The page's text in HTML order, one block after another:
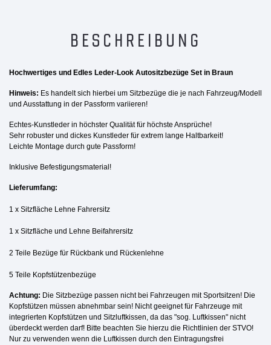
BESCHREIBUNG
Hochwertiges und Edles Leder-Look Autositzbezüge Set in Braun
Hinweis: Es handelt sich hierbei um Sitzbezüge die je nach Fahrzeug/Modell
und Ausstattung in der Passform variieren!
Echtes-Kunstleder in höchster Qualität für höchste Ansprüche!
Sehr robuster und dickes Kunstleder für extrem lange Haltbarkeit!
Leichte Montage durch gute Passform!
Inklusive Befestigungsmaterial!
Lieferumfang:
1 x Sitzfläche Lehne Fahrersitz
1 x Sitzfläche und Lehne Beifahrersitz
2 Teile Bezüge für Rückbank und Rückenlehne
5 Teile Kopfstützenbezüge
Achtung: Die Sitzbezüge passen nicht bei Fahrzeugen mit Sportsitzen! Die
Kopfstützen müssen abnehmbar sein! Nicht geeignet für Fahrzeuge mit
integrierten Kopfstützen und Sitzluftkissen, da das "sog. Luftkissen" nicht
überdeckt werden darf! Bitte beachten Sie hierzu die Richtlinien der STVO!
Nur zu verwenden wenn die Luftkissen durch den Eintragungsfrei